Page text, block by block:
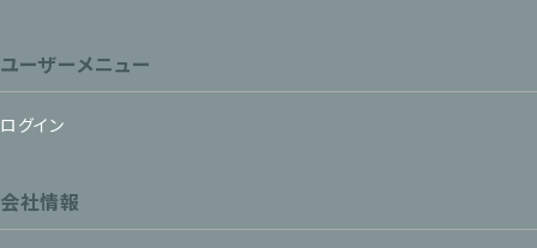
ユーザーメニュー
ログイン
会社情報